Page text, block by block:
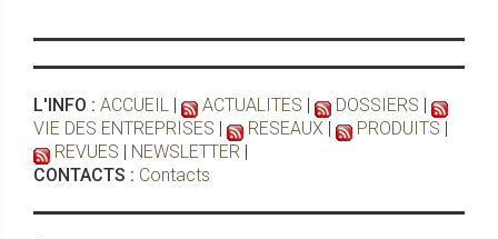
L'INFO : ACCUEIL ACTUALITES DOSSIERS
VIE DES ENTREPRISES
RESEAUX PRODUITS
REVUES
NEWSLETTER
CONTACTS : Contacts